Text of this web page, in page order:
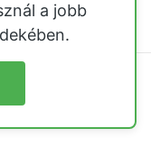
a jobb